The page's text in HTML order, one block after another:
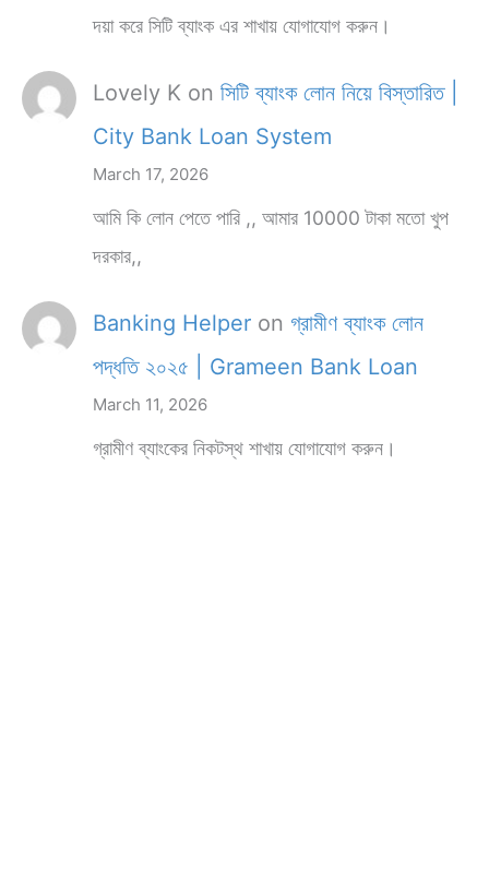
দয়া করে সিটি ব্যাংক এর শাখায় যোগাযোগ করুন।
Lovely K on সিটি ব্যাংক লোন নিয়ে বিস্তারিত |
City Bank Loan System
March 17, 2026
আমি কি লোন পেতে পারি ,, আমার 10000 টাকা মতো খুপ
দরকার,,
Banking Helper on গ্রামীণ ব্যাংক লোন
পদ্ধতি ২০২৫ | Grameen Bank Loan
March 11, 2026
গ্রামীণ ব্যাংকের নিকটস্থ শাখায় যোগাযোগ করুন।